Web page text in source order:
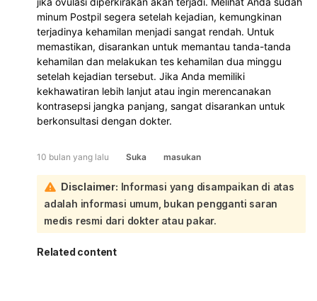
minum Postpil segera setelah kejadian, kemungkinan
terjadinya kehamilan menjadi sangat rendah. Untuk
memastikan, disarankan untuk memantau tanda-tanda
kehamilan dan melakukan tes kehamilan dua minggu
setelah kejadian tersebut. Jika Anda memiliki
kekhawatiran lebih lanjut atau ingin merencanakan
kontrasepsi jangka panjang, sangat disarankan untuk
berkonsultasi dengan dokter.
10 bulan yang lalu Suka masukan
Disclaimer: Informasi yang disampaikan di atas
adalah informasi umum, bukan pengganti saran
medis resmi dari dokter atau pakar.
Related content